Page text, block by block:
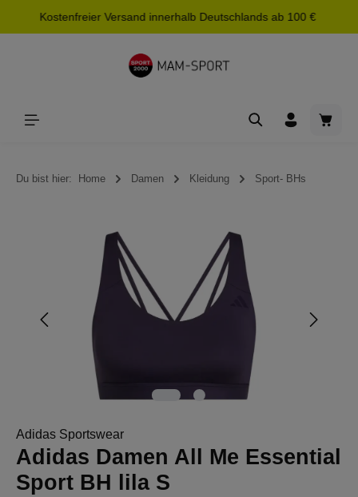
springen
Kostenfreier Versand innerhalb Deutschlands ab 100 €
Du bist hier: Home Damen Kleidung Sport- BHs
Bildergalerie überspringen
Adidas Sportswear
Adidas Damen All Me Essential
Sport BH lila S